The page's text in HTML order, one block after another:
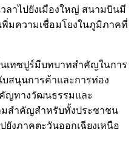
ลาไปยังเมืองใหญ่ สนามบินมี
มความเชื่อมโยงในภูมิภาคที่
นเทซปูร์มีบทบาทสำคัญในการ
สนุนการค้าและการท่อง
ญทางวัฒนธรรมและ
สำคัญสำหรับทั้งประชาชน
ยังภาคตะวันออกเฉียงเหนือ